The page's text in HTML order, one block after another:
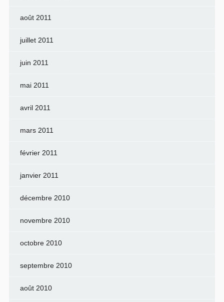
août 2011
juillet 2011
juin 2011
mai 2011
avril 2011
mars 2011
février 2011
janvier 2011
décembre 2010
novembre 2010
octobre 2010
septembre 2010
août 2010